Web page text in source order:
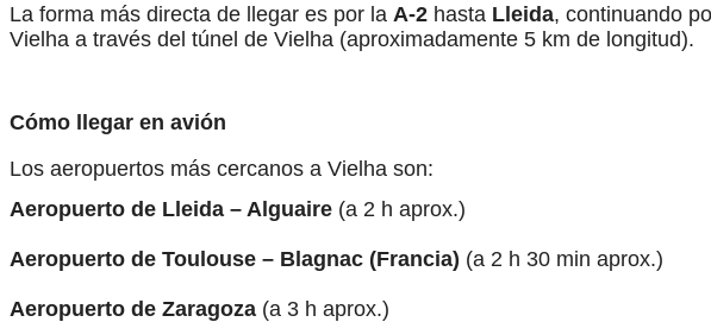
La forma más directa de llegar es por la A-2 hasta Lleida, continuando
Vielha a través del túnel de Vielha (aproximadamente 5 km de longitud).
Cómo llegar en avión
Los aeropuertos más cercanos a Vielha son:
Aeropuerto de Lleida – Alguaire (a 2 h aprox.)
Aeropuerto de Toulouse – Blagnac (Francia) (a 2 h 30 min aprox.)
Aeropuerto de Zaragoza (a 3 h aprox.)